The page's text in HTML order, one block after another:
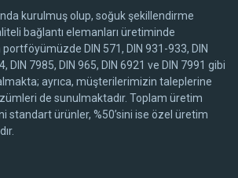
kurulmuş olup, soğuk şekillendirme
bağlantı elemanları üretiminde
portföyümüzde DIN 571, DIN 931-933, DIN
DIN 7985, DIN 965, DIN 6921 ve DIN 7991 gibi
ayrıca, müşterilerimizin taleplerine
de sunulmaktadır. Toplam üretim
standart ürünler, %50’sini ise özel üretim